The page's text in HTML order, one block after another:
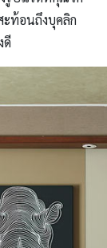
ะท้อนถึงบุคลิก
ดี